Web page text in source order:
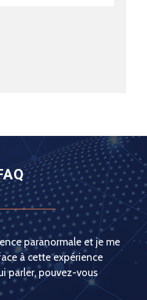
paranormale et je me
à cette expérience
parler, pouvez-vous